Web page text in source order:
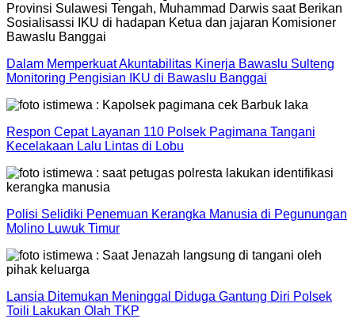
Dalam Memperkuat Akuntabilitas Kinerja Bawaslu Sulteng
Monitoring Pengisian IKU di Bawaslu Banggai
Respon Cepat Layanan 110 Polsek Pagimana Tangani
Kecelakaan Lalu Lintas di Lobu
Polisi Selidiki Penemuan Kerangka Manusia di Pegunungan
Molino Luwuk Timur
Lansia Ditemukan Meninggal Diduga Gantung Diri Polsek
Toili Lakukan Olah TKP